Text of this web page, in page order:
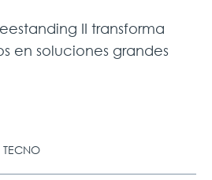
II transforma
en soluciones grandes
TECNO